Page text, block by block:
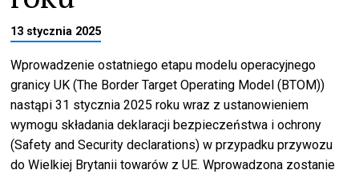
13 stycznia 2025
Wprowadzenie ostatniego etapu modelu operacyjnego
granicy UK (The Border Target Operating Model (BTOM))
nastąpi 31 stycznia 2025 roku wraz z ustanowieniem
wymogu składania deklaracji bezpieczeństwa i ochrony
(Safety and Security declarations) w przypadku przywozu
do Wielkiej Brytanii towarów z UE. Wprowadzona zostanie